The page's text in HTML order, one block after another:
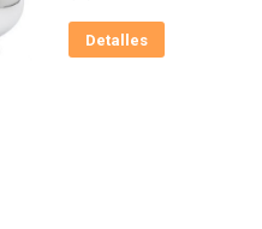
Detalles